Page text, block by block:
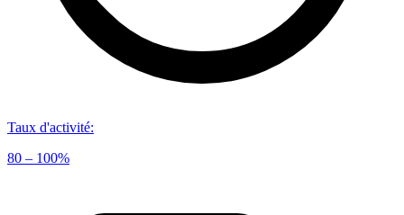
Taux d'activité:
80 – 100%